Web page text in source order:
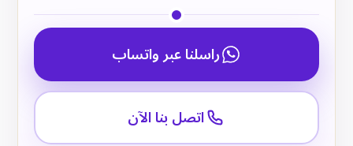
راسلنا عبر واتساب
اتصل بنا الآن